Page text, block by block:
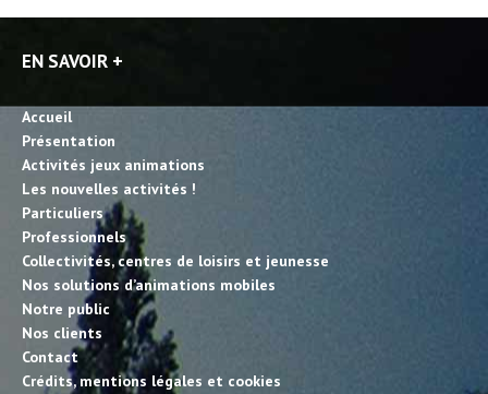
EN SAVOIR +
Accueil
Présentation
Activités jeux animations
Les nouvelles activités !
Particuliers
Professionnels
Collectivités, centres de loisirs et jeunesse
Nos solutions d’animations mobiles
Notre public
Nos clients
Contact
Crédits, mentions légales et cookies